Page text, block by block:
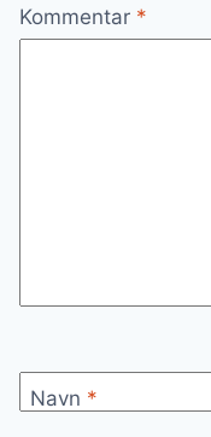
Kommentar *
Navn *